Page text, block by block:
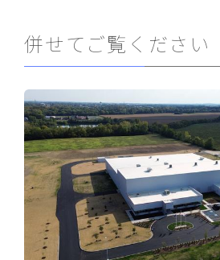
併せてご覧ください